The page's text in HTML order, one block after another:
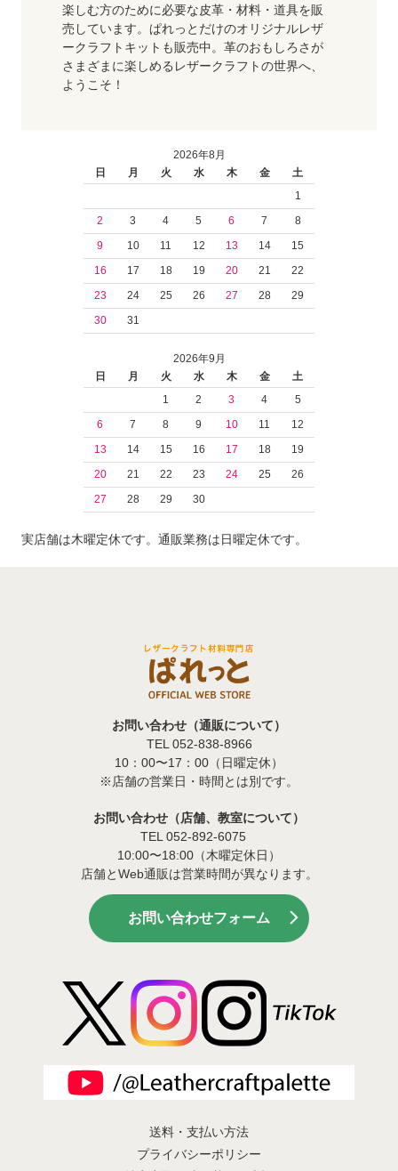
楽しむ方のために必要な皮革・材料・道具を販
売しています。ぱれっとだけのオリジナルレザ
ークラフトキットも販売中。革のおもしろさが
さまざまに楽しめるレザークラフトの世界へ、
ようこそ！
2026年8月
日
月 火 水 木 金
土
1
2
3 4 5 6 7
8
9
10 11 12 13 14
15
16
17 18 19 20 21
22
23
24 25 26 27 28
29
30
31
2026年9月
日
月 火 水 木 金
土
1
2 3 4
5
6
7 8 9 10 11
12
13
14 15 16 17 18
19
20
21 22 23 24 25
26
27
28 29 30
実店舗は木曜定休です。通販業務は日曜定休です。
お問い合わせ（通販について）
TEL 052-838-8966
10：00〜17：00（日曜定休）
※店舗の営業日・時間とは別です。
お問い合わせ（店舗、教室について）
TEL 052-892-6075
10:00〜18:00（木曜定休日）
店舗とWeb通販は営業時間が異なります。
お問い合わせフォーム
送料・支払い方法
プライバシーポリシー